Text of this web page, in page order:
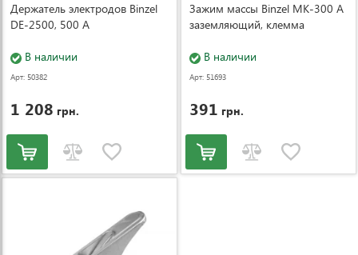
Держатель электродов Binzel
DE-2500, 500 A
В наличии
Арт: 50382
1 208 грн.
Зажим массы Binzel MK-300 А
заземляющий, клемма
В наличии
Арт: 51693
391 грн.